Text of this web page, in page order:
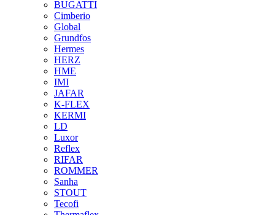
BUGATTI
Cimberio
Global
Grundfos
Hermes
HERZ
HME
IMI
JAFAR
K-FLEX
KERMI
LD
Luxor
Reflex
RIFAR
ROMMER
Sanha
STOUT
Tecofi